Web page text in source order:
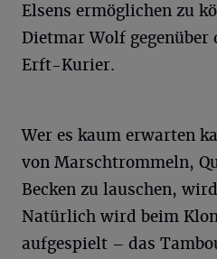
Elsens ermöglichen zu
Dietmar Wolf gegenüber
Erft-Kurier.
Wer es kaum erwarten
von Marschtrommeln,
Becken zu lauschen,
Natürlich wird beim
aufgespielt – das